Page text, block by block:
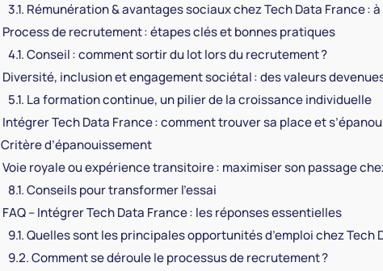
3.1. Rémunération & avantages sociaux chez Tech Data France :
Process de recrutement : étapes clés et bonnes pratiques
4.1.Conseil : comment sortir du lot lors du recrutement ?
Diversité, inclusion et engagement sociétal : des valeurs
5.1. La formation continue, un pilier de la croissance individuelle
Intégrer Tech Data France : comment trouver sa place et
Critère d’épanouissement
Voie royale ou expérience transitoire : maximiser son passage
8.1.Conseils pour transformer l’essai
FAQ – Intégrer Tech Data France : les réponses essentielles
9.1.Quelles sont les principales opportunités d’emploi chez Tech
9.2.Comment se déroule le processus de recrutement ?